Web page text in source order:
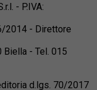
- P.IVA:
2014 - Direttore
Biella - Tel. 015
d.lgs. 70/2017